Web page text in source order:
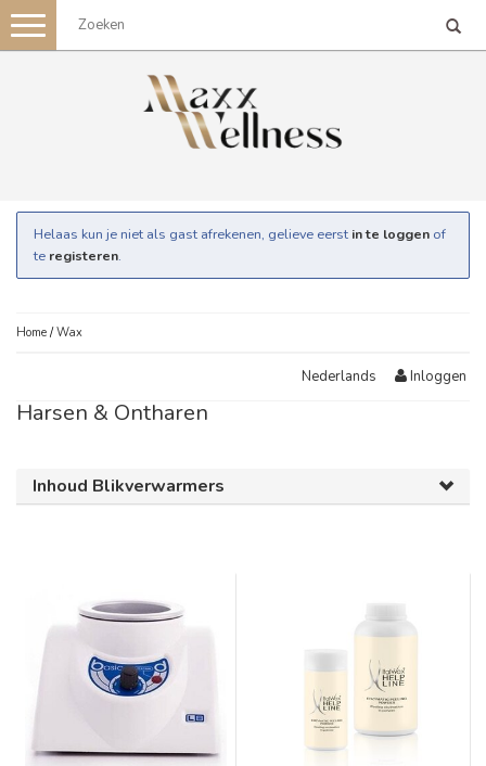
Toggle
navigation
Helaas kun je niet als gast afrekenen, gelieve eerst in te loggen of
te registeren.
Home /Wax
Nederlands Inloggen
Harsen & Ontharen
Inhoud Blikverwarmers